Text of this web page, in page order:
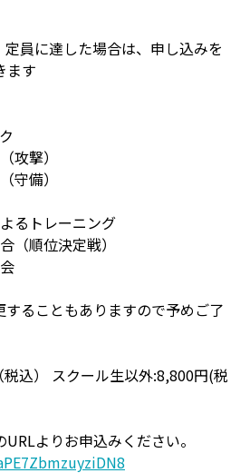
定員に達した場合は、申し込みを
ます
攻撃）
守備）
るトレーニング
順位決定戦）
ることもありますので予めご了
込） スクール生以外:8,800円(税
よりお申込みください。